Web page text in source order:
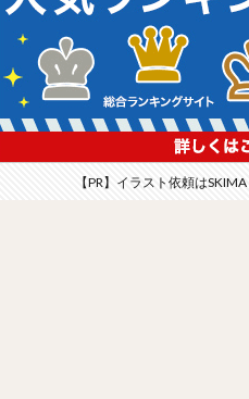
【PR】イラスト依頼はSKIMA